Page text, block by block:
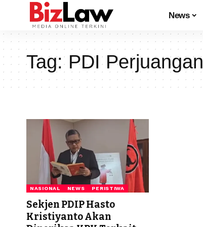
News
Tag: PDI Perjuangan
NASIONAL NEWS PERISTIWA
Sekjen PDIP Hasto
Kristiyanto Akan